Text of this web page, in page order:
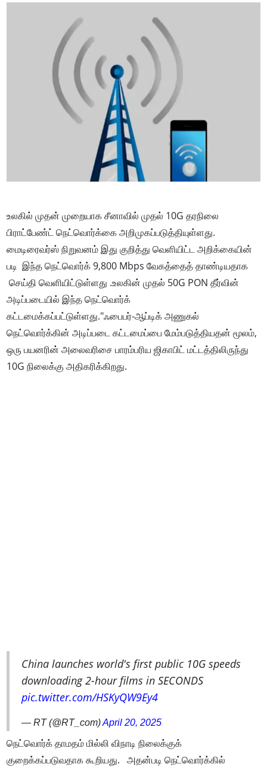
உலகில் முதன் முறையாக சீனாவில் முதல் 10G தரநிலை
பிராட்பேண்ட் நெட்வொர்க்கை அறிமுகப்படுத்தியுள்ளது.
மைடிரைவர்ஸ் நிறுவனம் இது குறித்து வெளியிட்ட அறிக்கையின்
படி இந்த நெட்வொர்க் 9,800 Mbps வேகத்தைத் தாண்டியதாக
செய்தி வெளியிட்டுள்ளது .உலகின் முதல் 50G PON தீர்வின்
அடிப்படையில் இந்த நெட்வொர்க்
கட்டமைக்கப்பட்டுள்ளது."ஃபைபர்-ஆப்டிக் அணுகல்
நெட்வொர்க்கின் அடிப்படை கட்டமைப்பை மேம்படுத்தியதன் மூலம்,
ஒரு பயனரின் அலைவரிசை பாரம்பரிய ஜிகாபிட் மட்டத்திலிருந்து
10G நிலைக்கு அதிகரிக்கிறது.
China launches world's first public 10G speeds
downloading 2-hour films in SECONDS
pic.twitter.com/HSKyQW9Ey4
— RT (@RT_com)April 20, 2025
நெட்வொர்க் தாமதம் மில்லி விநாடி நிலைக்குக்
குறைக்கப்படுவதாக கூறியது. அதன்படி நெட்வொர்க்கில்